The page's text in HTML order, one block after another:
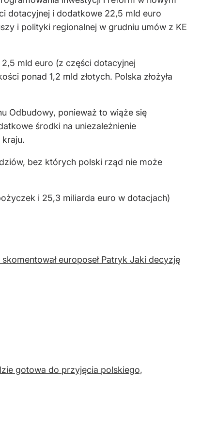
dotacyjnej i dodatkowe 22,5 mld euro
i polityki regionalnej w grudniu umów z KE
mld euro (z części dotacyjnej
ponad 1,2 mld złotych. Polska złożyła
Odbudowy, ponieważ to wiąże się
środki na uniezależnienie
bez których polski rząd nie może
i 25,3 miliarda euro w dotacjach)
europoseł Patryk Jaki decyzję
gotowa do przyjęcia polskiego,